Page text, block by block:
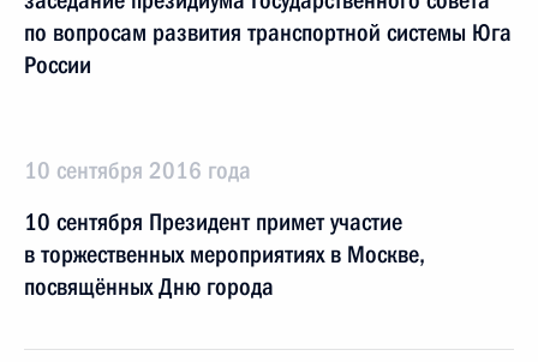
по вопросам развития транспортной системы Юга
России
10 сентября 2016 года
10 сентября Президент примет участие
в торжественных мероприятиях в Москве,
посвящённых Дню города